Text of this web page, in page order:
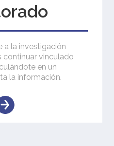
a la investigación
continuar vinculado
en un
la información.